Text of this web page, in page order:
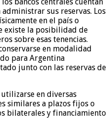
sus reservas. Los
en el país o
existe la posibilidad de
sobre esas tenencias.
en modalidad
para Argentina
junto con las reservas de
en diversas
similares a plazos fijos o
bilaterales y financiamiento